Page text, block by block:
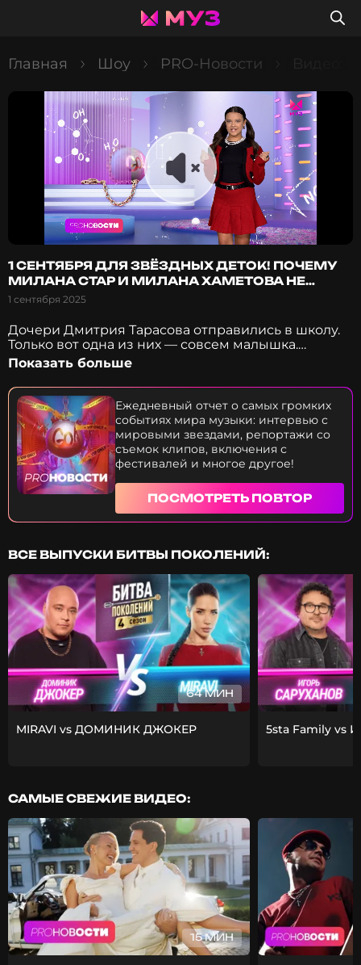
Главная Шоу PRO-Новости
1 СЕНТЯБРЯ ДЛЯ ЗВЁЗДНЫХ ДЕТОК! ПОЧЕМУ
МИЛАНА СТАР И МИЛАНА ХАМЕТОВА НЕ
ПОШЛИ В ШКОЛУ?
1 сентября 2025
Дочери Дмитрия Тарасова отправились в школу.
Только вот одна из них — совсем малышка.
Почему родители решили оправить ее в первый
класс в таком раннем возрасте? Песня "Лесной
олень" — уже не та. Кто решил перепеть
легендарный трек? И зачем "Крылатые качели" и
другие культовые бэнгеры выпустили в новой
аранжировке? Кто из мастодонтов российского
шоу-бизнеса испортил ни один школьный
дневник, чтобы скрыть оценки от родителей? Что
Milana Star думает о песне "Школьная пора"
Татьяны Овсиенко?
Показать больше
Ежедневный отчет о самых громких
событиях мира музыки: интервью с
мировыми звездами, репортажи со
съемок клипов, включения с
фестивалей и многое другое!
ПОСМОТРЕТЬ ПОВТОР
ВСЕ ВЫПУСКИ БИТВЫ ПОКОЛЕНИЙ:
64 МИН
MIRAVI vs ДОМИНИК ДЖОКЕР 5sta Family vs
САМЫЕ СВЕЖИЕ ВИДЕО:
15 МИН